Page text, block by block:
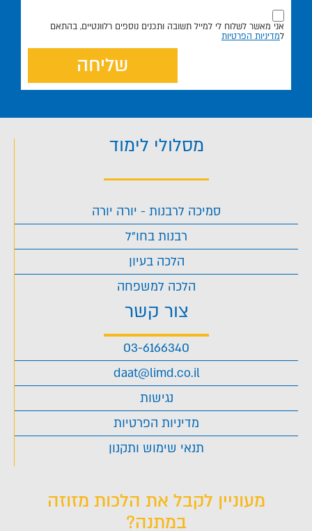
אני מאשר לשלוח לי למייל תשובה ותכנים נוספים רלוונטיים, בהתאם
למדיניות הפרטיות
שליחה
מסלולי לימוד
סמיכה לרבנות - יורה יורה
רבנות בחו"ל
הלכה בעיון
הלכה למשפחה
צור קשר
03-6166340
daat@limd.co.il
נגישות
מדיניות הפרטיות
תנאי שימוש ותקנון
מעוניין לקבל את הלכות מזוזה
במתנה?